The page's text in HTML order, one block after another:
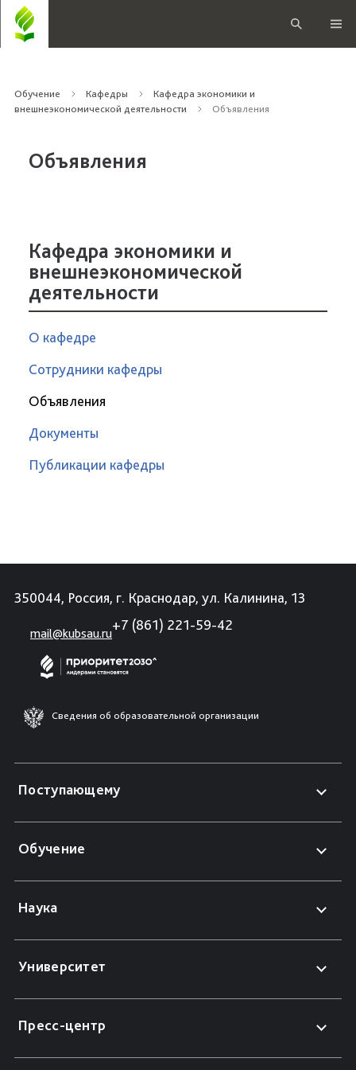
Обучение Кафедры
Кафедра экономики и
внешнеэкономической деятельности
Объявления
Объявления
Кафедра экономики и
внешнеэкономической
деятельности
О кафедре
Сотрудники кафедры
Объявления
Документы
Публикации кафедры
350044, Россия, г. Краснодар, ул. Калинина, 13
mail@kubsau.ru
+7 (861) 221-59-42
Сведения об образовательной организации
Поступающему
Обучение
Наука
Университет
Пресс-центр